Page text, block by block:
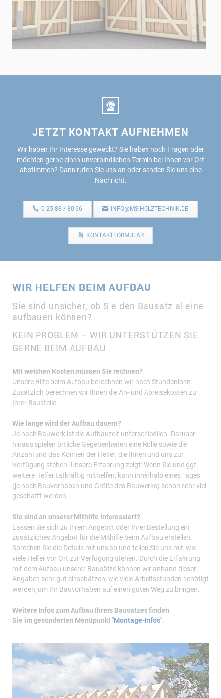
JETZT KONTAKT AUFNEHMEN
Wir haben Ihr Interesse geweckt? Sie haben noch Fragen oder
möchten gerne einen unverbindlichen Termin bei Ihnen vor Ort
abstimmen? Dann rufen Sie uns an oder senden Sie uns eine
Nachricht.
0 25 88 / 80 66 INFO@MS-HOLZTECHNIK.DE
KONTAKTFORMULAR
WIR HELFEN BEIM AUFBAU
Sie sind unsicher, ob Sie den Bausatz alleine
aufbauen können?
KEIN PROBLEM – WIR UNTERSTÜTZEN SIE
GERNE BEIM AUFBAU
Mit welchen Kosten müssen Sie rechnen?
Unsere Hilfe beim Aufbau berechnen wir nach Stundenlohn.
Zusätzlich berechnen wir Ihnen die An- und Abreisekosten zu
Ihrer Baustelle.
Wie lange wird der Aufbau dauern?
Je nach Bauwerk ist die Aufbauzeit unterschiedlich. Darüber
hinaus spielen örtliche Gegebenheiten eine Rolle sowie die
Anzahl und das Können der Helfer, die Ihnen und uns zur
Verfügung stehen. Unsere Erfahrung zeigt: Wenn Sie und ggf.
weitere Helfer tatkräftig mithelfen, kann innerhalb eines Tages
(je nach Bauvorhaben und Größe des Bauwerks) schon sehr viel
geschafft werden.
Sie sind an unserer Mithilfe interessiert?
Lassen Sie sich zu Ihrem Angebot oder Ihrer Bestellung ein
zusätzliches Angebot für die Mithilfe beim Aufbau erstellen.
Sprechen Sie die Details mit uns ab und teilen Sie uns mit, wie
viele Helfer vor Ort zur Verfügung stehen. Durch die Erfahrung
mit dem Aufbau unserer Bausätze können wir anhand dieser
Angaben sehr gut einschätzen, wie viele Arbeitsstunden benötigt
werden, um Ihr Bauvorhaben auf einen guten Weg zu bringen.
Weitere Infos zum Aufbau Ihrers Bausatzes finden
Sie im gesonderten Menüpunkt "Montage-Infos".